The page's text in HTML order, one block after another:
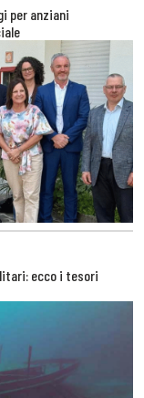
per anziani
ecco i tesori